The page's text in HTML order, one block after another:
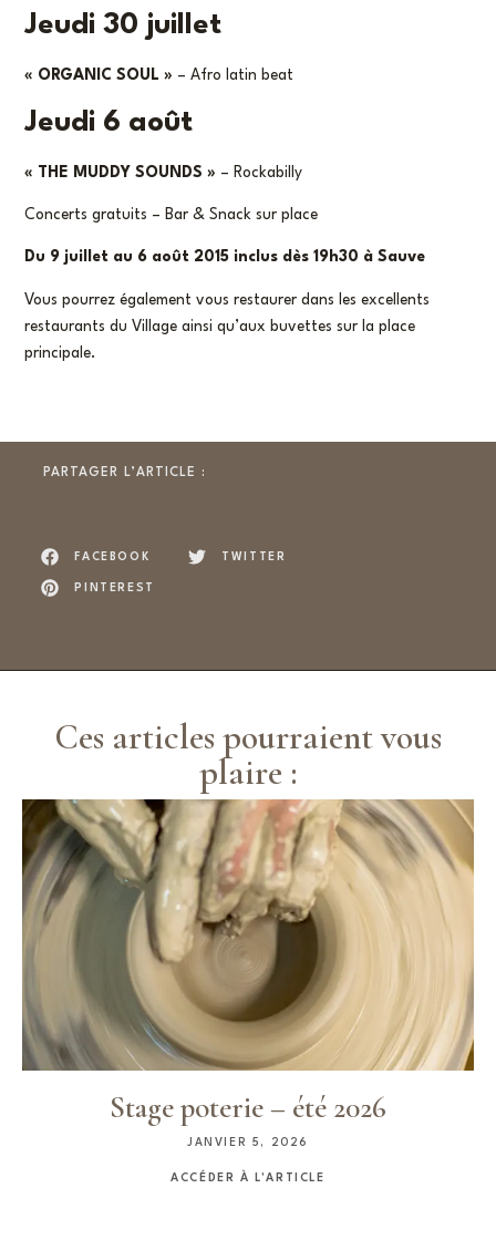
Jeudi 30 juillet
« ORGANIC SOUL » – Afro latin beat
Jeudi 6 août
« THE MUDDY SOUNDS » – Rockabilly
Concerts gratuits – Bar & Snack sur place
Du 9 juillet au 6 août 2015 inclus dès 19h30 à Sauve
Vous pourrez également vous restaurer dans les excellents
restaurants du Village ainsi qu’aux buvettes sur la place
principale.
PARTAGER L’ARTICLE :
FACEBOOK TWITTER
PINTEREST
Ces articles pourraient vous
plaire :
Stage poterie – été 2026
JANVIER 5, 2026
ACCÉDER À L'ARTICLE